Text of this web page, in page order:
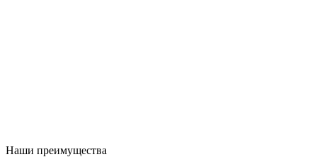
Наши преимущества